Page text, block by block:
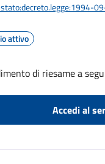
attivo
di riesame a
Accedi al